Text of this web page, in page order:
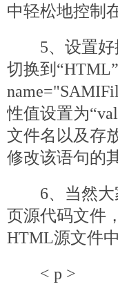
中轻松地控制
5、设置好播
切换到
性值设置为
文件名以及存
修改该语句的
6、当然大
页源代码文件
HTML源文件
< p >